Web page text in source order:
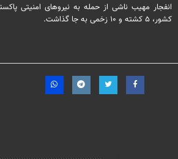
انفجار مهیب ناشی از حمله به نیروهای امنیتی
کشور، ۵ کشته و ۱۰ زخمی به‌ جا گذاشت.